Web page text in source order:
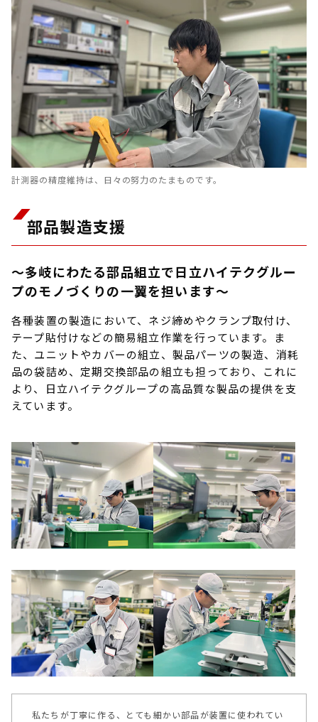
計測器の精度維持は、日々の努力のたまものです。
部品製造支援
～多岐にわたる部品組立で日立ハイテクグルー
プのモノづくりの一翼を担います～
各種装置の製造において、ネジ締めやクランプ取付け、
テープ貼付けなどの簡易組立作業を行っています。ま
た、ユニットやカバーの組立、製品パーツの製造、消耗
品の袋詰め、定期交換部品の組立も担っており、これに
より、日立ハイテクグループの高品質な製品の提供を支
えています。
私たちが丁寧に作る、とても細かい部品が装置に使われてい